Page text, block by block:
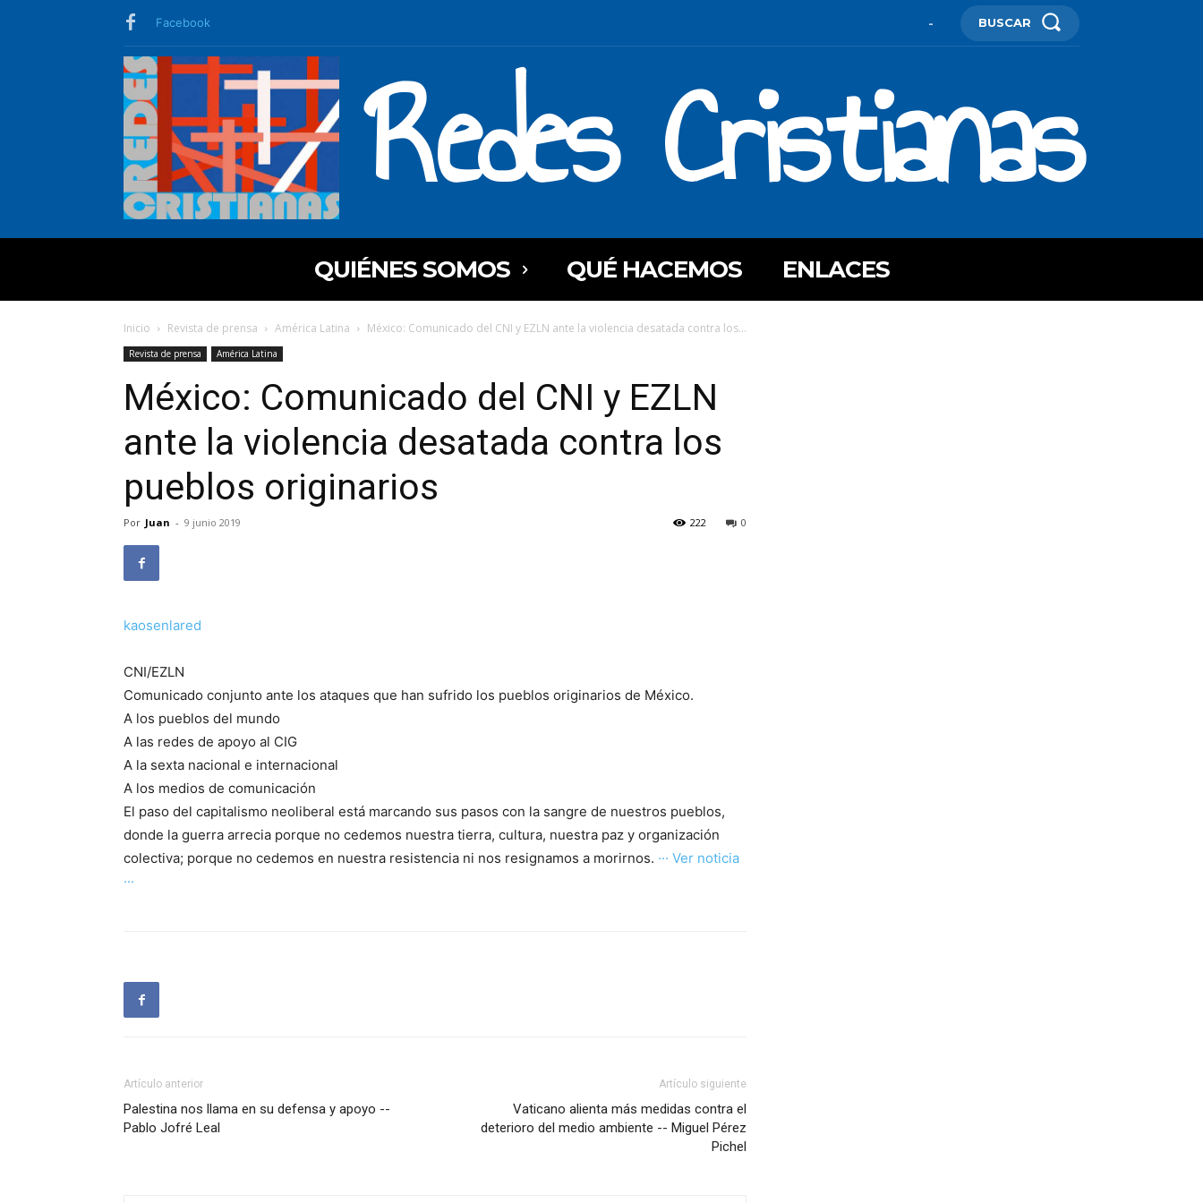
Facebook - BUSCAR
Redes Cristianas
QUIÉNES SOMOS QUÉ HACEMOS ENLACES
Inicio Revista de prensa América Latina México: Comunicado del CNI y EZLN ante la violencia desatada contra los...
Revista de prensa América Latina
México: Comunicado del CNI y EZLN
ante la violencia desatada contra los
pueblos originarios
Por Juan - 9 junio 2019 0
222
kaosenlared
CNI/EZLN
Comunicado conjunto ante los ataques que han sufrido los pueblos originarios de México.
A los pueblos del mundo
A las redes de apoyo al CIG
A la sexta nacional e internacional
A los medios de comunicación
El paso del capitalismo neoliberal está marcando sus pasos con la sangre de nuestros pueblos,
donde la guerra arrecia porque no cedemos nuestra tierra, cultura, nuestra paz y organización
colectiva; porque no cedemos en nuestra resistencia ni nos resignamos a morirnos. ··· Ver noticia
···
Artículo anterior
Palestina nos llama en su defensa y apoyo --
Pablo Jofré Leal
Artículo siguiente
Vaticano alienta más medidas contra el
deterioro del medio ambiente -- Miguel Pérez
Pichel